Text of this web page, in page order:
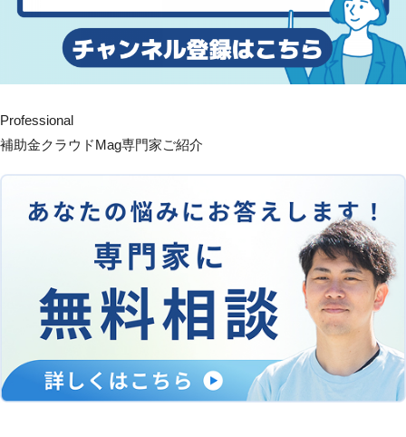
Professional
補助金クラウドMag専門家ご紹介